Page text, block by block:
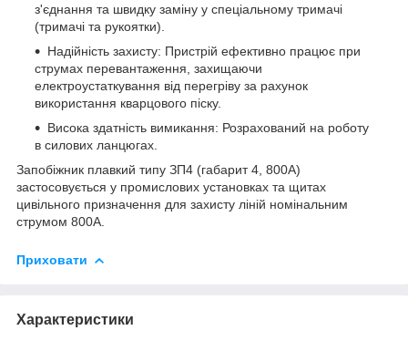
з'єднання та швидку заміну у спеціальному тримачі
(тримачі та рукоятки).
Надійність захисту: Пристрій ефективно працює при
струмах перевантаження, захищаючи
електроустаткування від перегріву за рахунок
використання кварцового піску.
Висока здатність вимикання: Розрахований на роботу
в силових ланцюгах.
Запобіжник плавкий типу ЗП4 (габарит 4, 800А)
застосовується у промислових установках та щитах
цивільного призначення для захисту ліній номінальним
струмом 800А.
Приховати
Характеристики